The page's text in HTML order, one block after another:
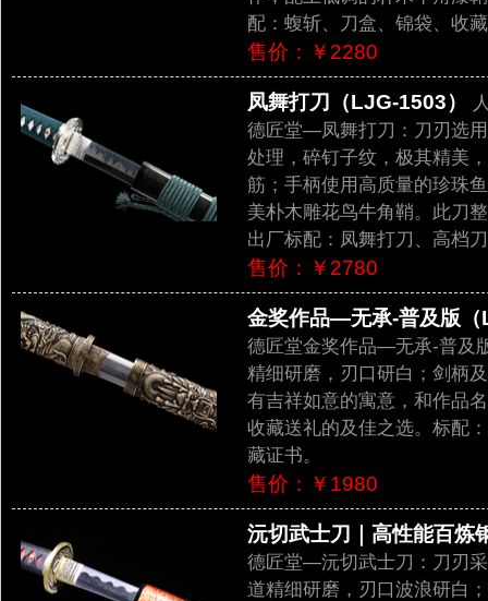
配：蝮斩、刀盒、锦袋、收
售价：￥2280
凤舞打刀（LJG-1503）
德匠堂—凤舞打刀：刀刃选
处理，碎钉子纹，极其精美
筋；手柄使用高质量的珍珠
美朴木雕花鸟牛角鞘。此刀
出厂标配：凤舞打刀、高档
售价：￥2780
金奖作品—无承-普及版
德匠堂金奖作品—无承-普及
精细研磨，刃口研白；剑柄
有吉祥如意的寓意，和作品
收藏送礼的及佳之选。标配
藏证书。
售价：￥1980
沅切武士刀｜高性能百炼
德匠堂—沅切武士刀：刀刃
道精细研磨，刃口波浪研白